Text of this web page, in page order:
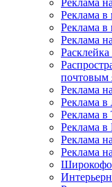
Реклама
Реклама в
Реклама в
Реклама
почтовым
Реклама
Реклама в
Реклама
Реклама
Реклама
Реклама